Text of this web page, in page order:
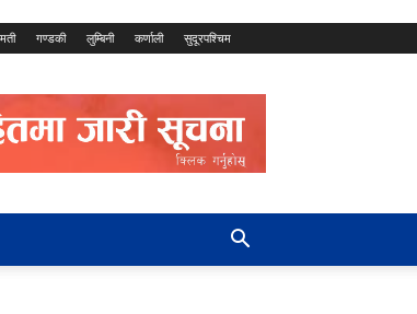
गण्डकी लुम्बिनी कर्णाली सुदूरपश्चिम